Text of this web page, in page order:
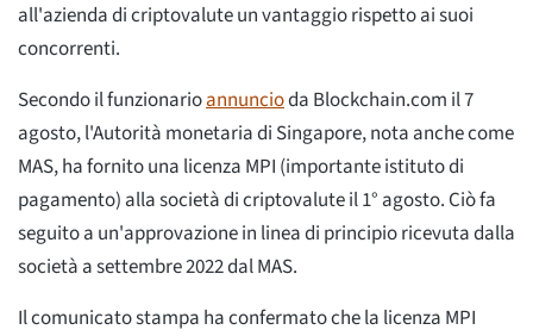
all'azienda di criptovalute un vantaggio rispetto ai suoi
concorrenti.
Secondo il funzionarioannuncioda Blockchain.com il 7
agosto, l'Autorità monetaria di Singapore, nota anche come
MAS, ha fornito una licenza MPI (importante istituto di
pagamento) alla società di criptovalute il 1° agosto. Ciò fa
seguito a un'approvazione in linea di principio ricevuta dalla
società a settembre 2022 dal MAS.
Il comunicato stampa ha confermato che la licenza MPI